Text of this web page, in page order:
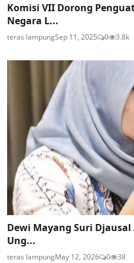
Komisi VII Dorong
Negara L...
teras lampungSep 11, 2025 0 3.8k
Dewi Mayang Suri
Ung...
teras lampungMay 12, 2026 0 38